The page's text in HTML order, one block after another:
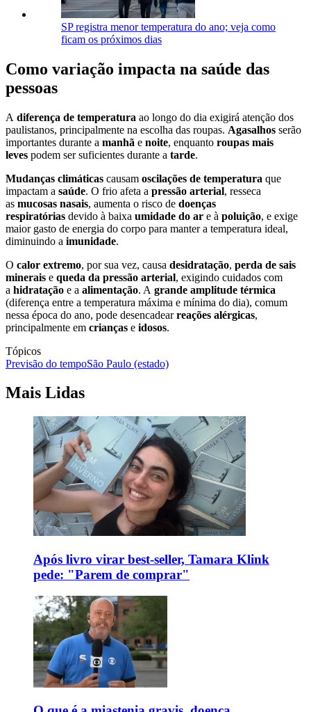
SP registra menor temperatura do ano; veja como
ficam os próximos dias
Como variação impacta na saúde das
pessoas
A diferença de temperatura ao longo do dia exigirá atenção dos
paulistanos, principalmente na escolha das roupas. Agasalhos serão
importantes durante a manhã e noite, enquanto roupas mais
leves podem ser suficientes durante a tarde.
Mudanças climáticas causam oscilações de temperatura que
impactam a saúde. O frio afeta a pressão arterial, resseca
as mucosas nasais, aumenta o risco de doenças
respiratórias devido à baixa umidade do ar e à poluição, e exige
maior gasto de energia do corpo para manter a temperatura ideal,
diminuindo a imunidade.
O calor extremo, por sua vez, causa desidratação, perda de sais
minerais e queda da pressão arterial, exigindo cuidados com
a hidratação e a alimentação. A grande amplitude térmica
(diferença entre a temperatura máxima e mínima do dia), comum
nessa época do ano, pode desencadearreações alérgicas,
principalmente em crianças e idosos.
Tópicos
Previsão do tempoSão Paulo (estado)
Mais Lidas
Após livro virar best-seller, Tamara Klink
pede: "Parem de comprar"